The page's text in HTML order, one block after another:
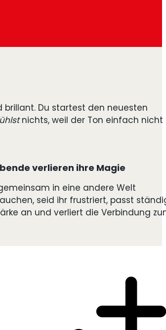
brillant. Du startest den neuesten
nichts, weil der Ton einfach nicht
verlieren ihre Magie
in eine andere Welt
seid ihr frustriert, passt
an und verliert die Verbindung